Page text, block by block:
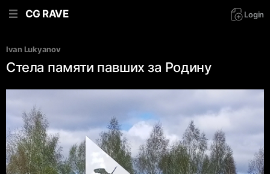
CG RAVE Login
Ivan Lukyanov
Стела памяти павших за Родину